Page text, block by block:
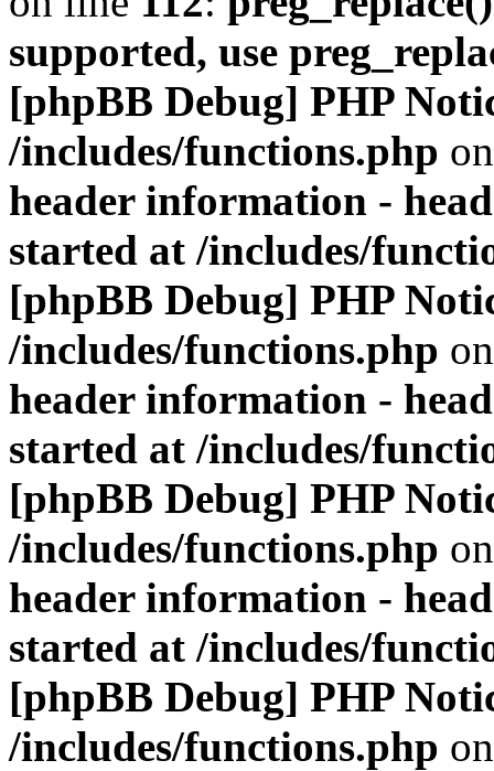
supported, use
[phpBB Debug] PHP
/includes/functions.php
header information -
started at /includes/
[phpBB Debug] PHP
/includes/functions.php
header information -
started at /includes/
[phpBB Debug] PHP
/includes/functions.php
header information -
started at /includes/
[phpBB Debug] PHP
/includes/functions.php